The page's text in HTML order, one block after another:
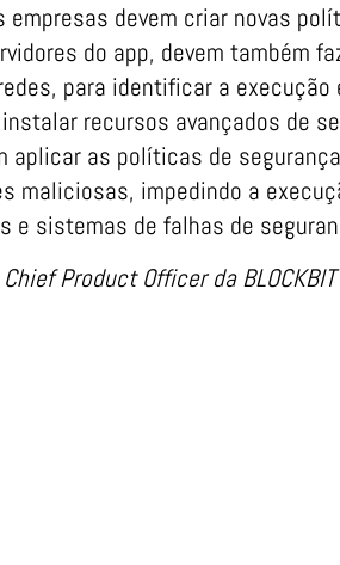
empresas devem criar novas
do app, devem também
para identificar a
recursos avançados de
aplicar as políticas de
maliciosas, impedindo a
e sistemas de falhas de
Product Officer da BLOCKBIT